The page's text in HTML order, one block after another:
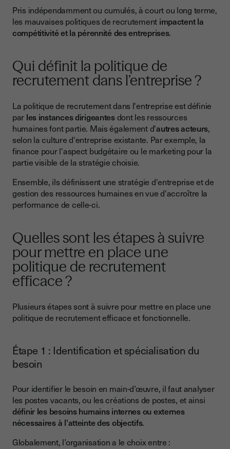
Pris indépendamment ou cumulés, à court ou long terme,
les mauvaises politiques de recrutement impactent la
compétitivité et la pérennité des entreprises.
Qui définit la politique de
recrutement dans l’entreprise ?
La politique de recrutement dans l'entreprise est définie
par les instances dirigeantesdont les ressources
humaines font partie. Mais également d'autres acteurs,
selon la culture d'entreprise existante. Par exemple, la
finance pour l'aspect budgétaire ou le marketing pour la
partie visible de la stratégie choisie.
Ensemble, ils définissent une stratégie d'entreprise et de
gestion des ressources humaines en vue d'accroître la
performance de celle-ci.
Quelles sont les étapes à suivre
pour mettre en place une
politique de recrutement
efficace ?
Plusieurs étapes sont à suivre pour mettre en place une
politique de recrutement efficace et fonctionnelle.
Étape 1 : Identification et spécialisation du
besoin
Pour identifier le besoin en main-d’œuvre, il faut analyser
les postes vacants, ou les créations de postes, et ainsi
définir les besoins humains internes ou externes
nécessaires à l'atteinte des objectifs.
Globalement, l’organisation a le choix entre :